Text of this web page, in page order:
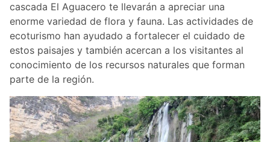
cascada El Aguacero te llevarán a apreciar una
enorme variedad de flora y fauna. Las actividades de
ecoturismo han ayudado a fortalecer el cuidado de
estos paisajes y también acercan a los visitantes al
conocimiento de los recursos naturales que forman
parte de la región.